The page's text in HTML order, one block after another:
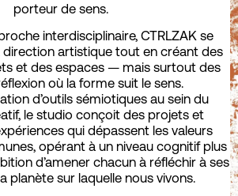
porteur de sens.
interdisciplinaire, CTRLZAK se
direction artistique tout en créant des
et des espaces — mais surtout des
où la forme suit le sens.
d’outils sémiotiques au sein du
le studio conçoit des projets et
qui dépassent les valeurs
opérant à un niveau cognitif plus
d’amener chacun à réfléchir à ses
planète sur laquelle nous vivons.